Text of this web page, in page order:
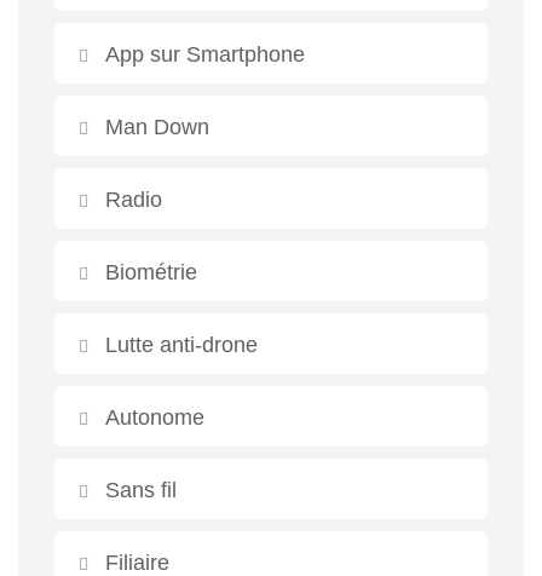
App sur Smartphone
Man Down
Radio
Biométrie
Lutte anti-drone
Autonome
Sans fil
Filiaire